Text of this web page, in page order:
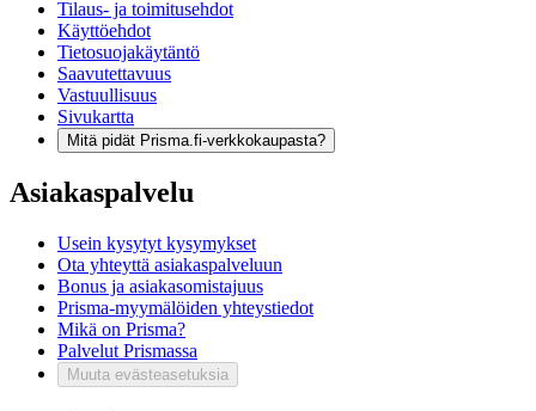
Tilaus- ja toimitusehdot
Käyttöehdot
Tietosuojakäytäntö
Saavutettavuus
Vastuullisuus
Sivukartta
Mitä pidät Prisma.fi-verkkokaupasta?
Asiakaspalvelu
Usein kysytyt kysymykset
Ota yhteyttä asiakaspalveluun
Bonus ja asiakasomistajuus
Prisma-myymälöiden yhteystiedot
Mikä on Prisma?
Palvelut Prismassa
Muuta evästeasetuksia